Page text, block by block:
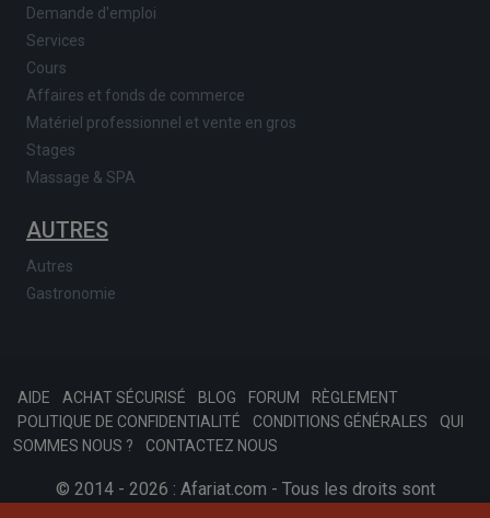
Demande d'emploi
Services
Cours
Affaires et fonds de commerce
Matériel professionnel et vente en gros
Stages
Massage & SPA
AUTRES
Autres
Gastronomie
AIDE ACHAT SÉCURISÉ BLOG FORUM
RÈGLEMENT
POLITIQUE DE CONFIDENTIALITÉ
CONDITIONS GÉNÉRALES
QUI
SOMMES NOUS ?
CONTACTEZ NOUS
© 2014 - 2026 : Afariat.com - Tous les droits sont